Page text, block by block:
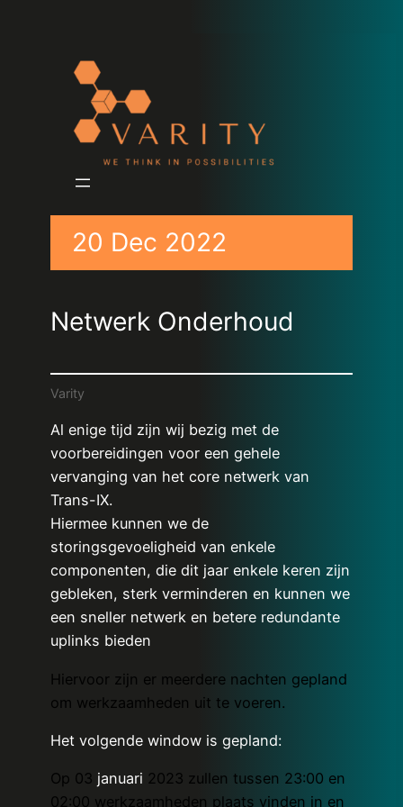
20 Dec 2022
Netwerk Onderhoud
Varity
Al enige tijd zijn wij bezig met de
voorbereidingen voor een gehele
vervanging van het core netwerk van
Trans-IX.
Hiermee kunnen we de
storingsgevoeligheid van enkele
componenten, die dit jaar enkele keren zijn
gebleken, sterk verminderen en kunnen we
een sneller netwerk en betere redundante
uplinks bieden
Hiervoor zijn er meerdere nachten gepland
om werkzaamheden uit te voeren.
Het volgende window is gepland:
Op 03 januari 2023 zullen tussen 23:00 en
02:00 werkzaamheden plaats vinden in en